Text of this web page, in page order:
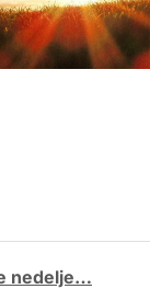
nedelje…